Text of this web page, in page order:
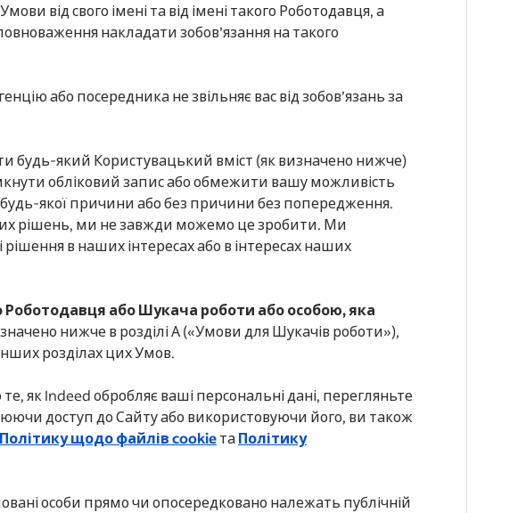
від свого імені та від імені такого Роботодавця, а
накладати зобов’язання на такого
або посередника не звільняє вас від зобов’язань за
будь-який Користувацький вміст (як визначено нижче)
обліковий запис або обмежити вашу можливість
якої причини або без причини без попередження.
рішень, ми не завжди можемо це зробити. Ми
в наших інтересах або в інтересах наших
Роботодавця або Шукача роботи або особою, яка
нижче в розділі А («Умови для Шукачів роботи»),
розділах цих Умов.
як Indeed обробляє ваші персональні дані, перегляньте
доступ до Сайту або використовуючи його, ви також
Політику щодо файлів cookieтаПолітику
особи прямо чи опосередковано належать публічній